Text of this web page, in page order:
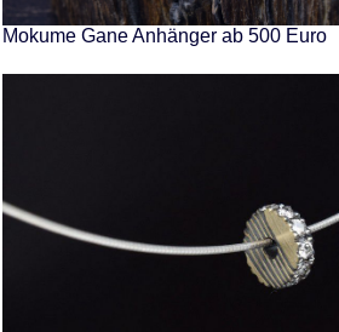
Mokume Gane Anhänger ab 500 Euro